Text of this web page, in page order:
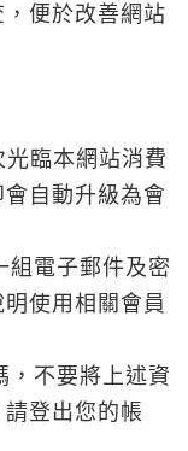
便於改善網站
臨本網站消費
自動升級為會
電子郵件及密
使用相關會員
不要將上述資
登出您的帳